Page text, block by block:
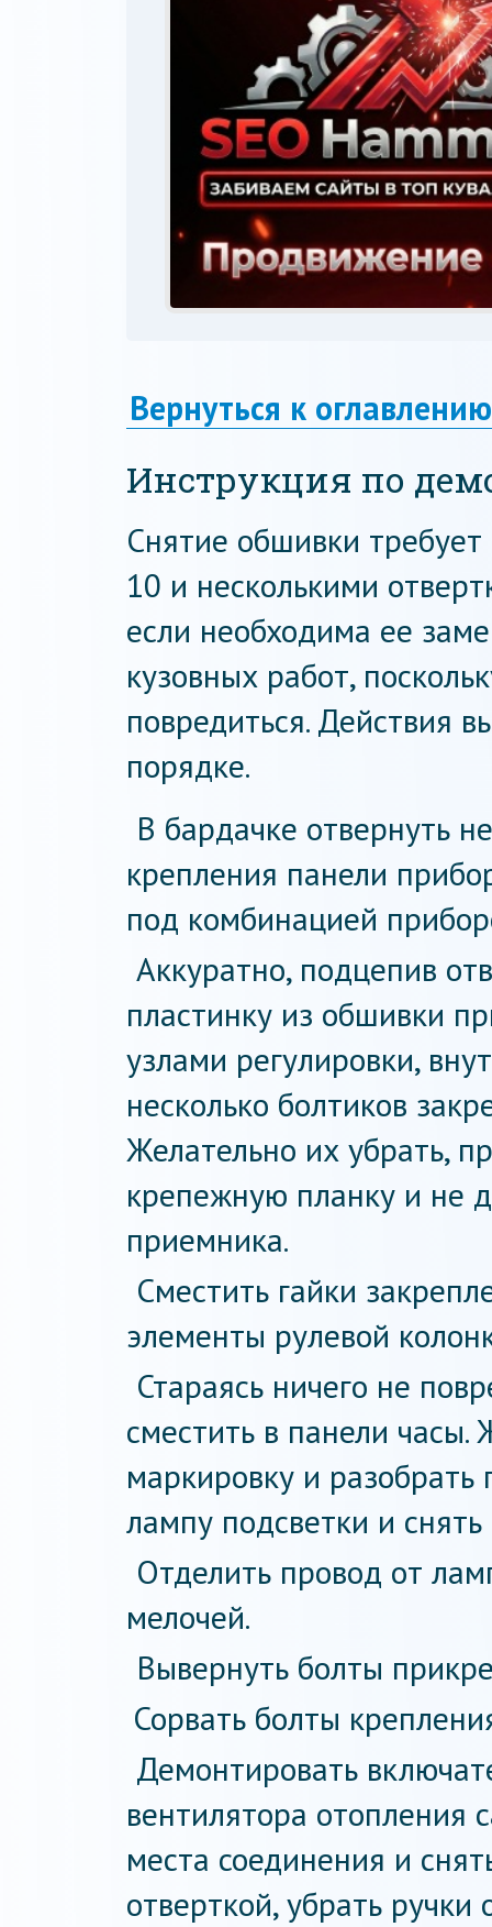
Вернуться к оглавлению
Инструкция по
Снятие обшивки
10 и несколькими
если необходима ее
кузовных работ,
повредиться. Действия
порядке.
В бардачке отвернуть
крепления панели
под комбинацией
Аккуратно, подцепив
пластинку из обшивки
узлами регулировки,
несколько болтиков
Желательно их убрать,
крепежную планку и не
приемника.
Сместить гайки
элементы рулевой
Стараясь ничего не
сместить в панели часы.
маркировку и разобрать
лампу подсветки и снять
Отделить провод от
мелочей.
Вывернуть болты
Сорвать болты
Демонтировать
вентилятора отопления
места соединения и
отверткой, убрать ручки